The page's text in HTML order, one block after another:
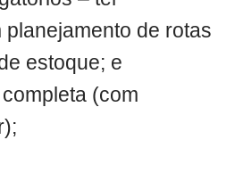
de rotas
estoque; e
(com